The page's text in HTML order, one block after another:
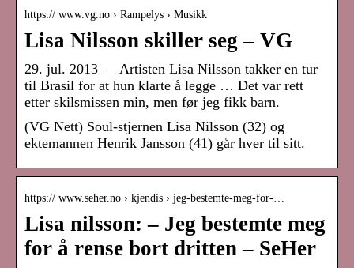
https:// www.vg.no › Rampelys › Musikk
Lisa Nilsson skiller seg – VG
29. jul. 2013 — Artisten Lisa Nilsson takker en tur
til Brasil for at hun klarte å legge … Det var rett
etter skilsmissen min, men før jeg fikk barn.
(VG Nett) Soul-stjernen Lisa Nilsson (32) og
ektemannen Henrik Jansson (41) går hver til sitt.
https:// www.seher.no › kjendis › jeg-bestemte-meg-for-…
Lisa nilsson: – Jeg bestemte meg
for å rense bort dritten – SeHer